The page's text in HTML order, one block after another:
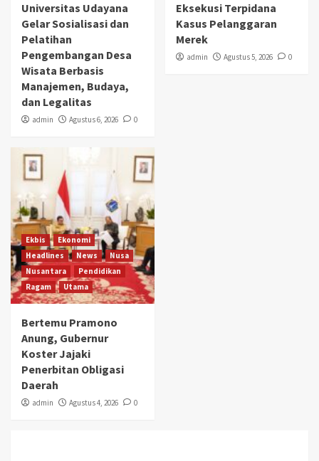
Universitas Udayana
Gelar Sosialisasi dan
Pelatihan
Pengembangan Desa
Wisata Berbasis
Manajemen, Budaya,
dan Legalitas
admin Agustus 6, 2026 0
Eksekusi Terpidana
Kasus Pelanggaran
Merek
admin Agustus 5, 2026 0
Ekbis
Ekonomi
Headlines
News
Nusa
Nusantara
Pendidikan
Ragam
Utama
Bertemu Pramono
Anung, Gubernur
Koster Jajaki
Penerbitan Obligasi
Daerah
admin Agustus 4, 2026 0